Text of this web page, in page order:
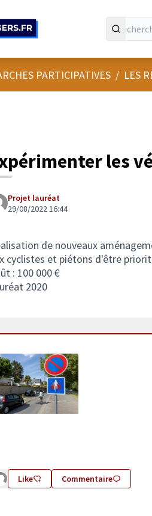
PARTICIPATIVES / LES
les
Projet lauréat
29/08/2022 16:44
de nouveaux
cyclistes et piétons d'être
: 100 000 €
2020
Like Commentaire